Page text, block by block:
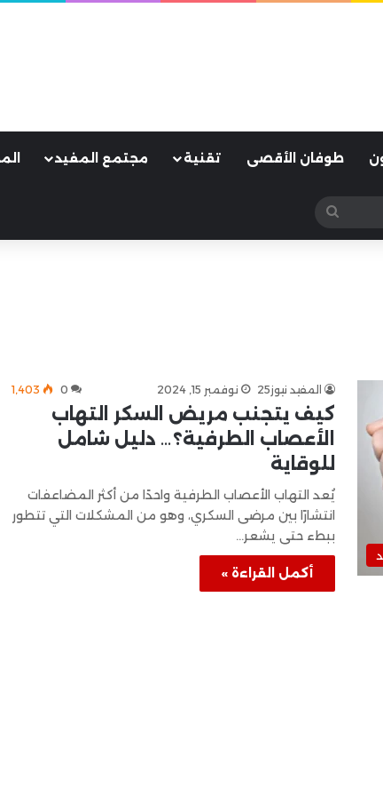
طوفان الأقصى تقنية مجتمع المفيد
بحث
عن
المفيد نيوز25 نوفمبر 15, 2024 0 1٬403
كيف يتجنب مريض السكر التهاب
الأعصاب الطرفية؟… دليل شامل
للوقاية
يُعد التهاب الأعصاب الطرفية واحدًا من أكثر المضاعفات
انتشارًا بين مرضى السكري، وهو من المشكلات التي تتطور
ببطء حتى يشعر…
أكمل القراءة »